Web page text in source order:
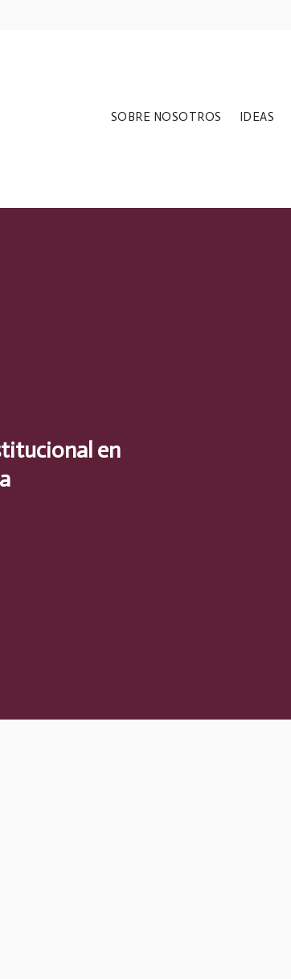
SOBRE NOSOTROS IDEAS
en